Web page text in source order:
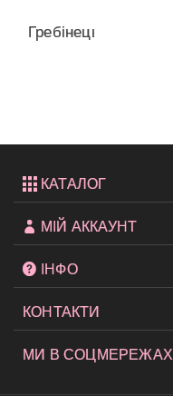
Гребінець
КАТАЛОГ
МІЙ АККАУНТ
ІНФО
КОНТАКТИ
МИ В СОЦМЕРЕЖАХ